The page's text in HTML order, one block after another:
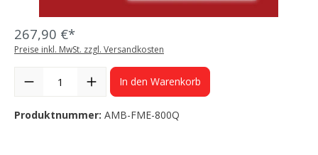
267,90 €*
Preise inkl. MwSt. zzgl. Versandkosten
In den Warenkorb
Produktnummer: AMB-FME-800Q